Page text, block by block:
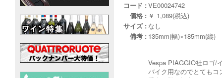
コード : VE00024742
価格 : ￥ 1,089(税込)
サイズ : なし
備考 : 135mm(幅)×185mm(縦)
Vespa PIAGGIO社ロゴ/
バイク用なのでとても